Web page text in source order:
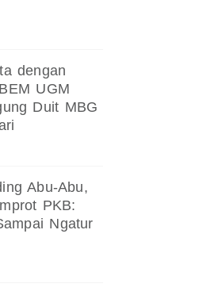
dengan
UGM
Duit MBG
Abu-Abu,
PKB:
Ngatur